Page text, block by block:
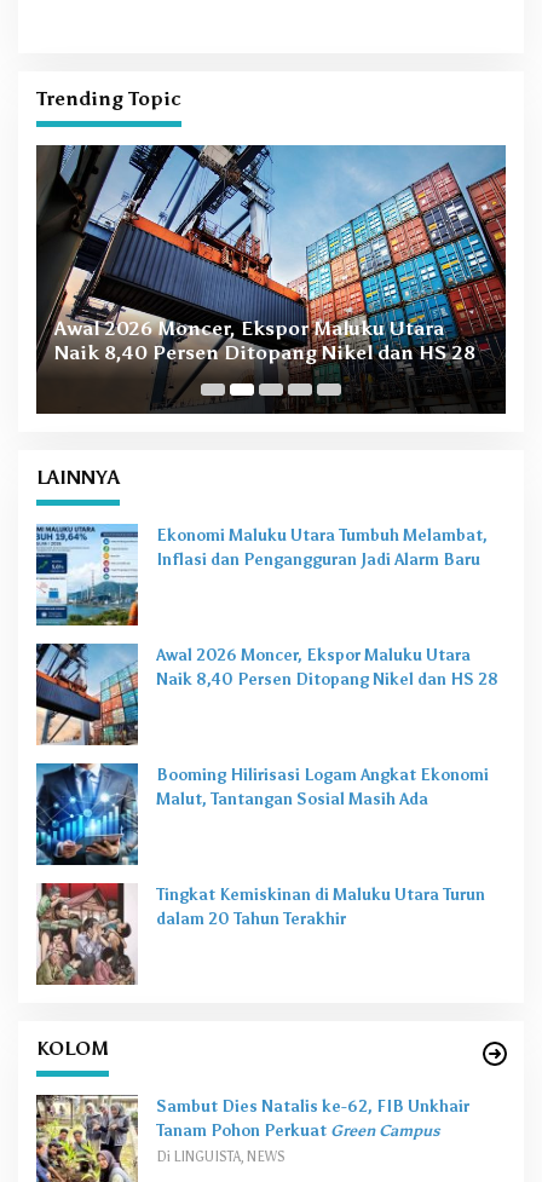
Trending Topic
Awal 2026 Moncer, Ekspor Maluku Utara
Naik 8,40 Persen Ditopang Nikel dan HS 28
LAINNYA
Ekonomi Maluku Utara Tumbuh Melambat,
Inflasi dan Pengangguran Jadi Alarm Baru
Awal 2026 Moncer, Ekspor Maluku Utara
Naik 8,40 Persen Ditopang Nikel dan HS 28
Booming Hilirisasi Logam Angkat Ekonomi
Malut, Tantangan Sosial Masih Ada
Tingkat Kemiskinan di Maluku Utara Turun
dalam 20 Tahun Terakhir
KOLOM
Sambut Dies Natalis ke-62, FIB Unkhair
Tanam Pohon Perkuat Green Campus
Di LINGUISTA, NEWS